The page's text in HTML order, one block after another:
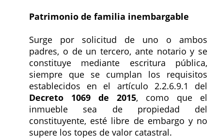
Patrimonio de familia inembargable
Surge por solicitud de uno o ambos
padres, o de un tercero, ante notario y se
constituye mediante escritura pública,
siempre que se cumplan los requisitos
establecidos en el artículo 2.2.6.9.1 del
Decreto 1069 de 2015, como que el
inmueble sea de propiedad del
constituyente, esté libre de embargo y no
supere los topes de valor catastral.